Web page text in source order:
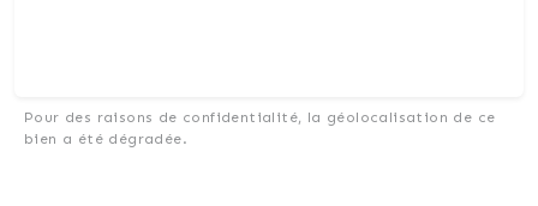
Pour des raisons de confidentialité, la géolocalisation de ce
bien a été dégradée.